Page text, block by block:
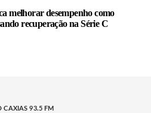
melhorar desempenho como
recuperação na Série C
CAXIAS 93.5 FM